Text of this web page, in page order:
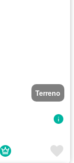
Terreno